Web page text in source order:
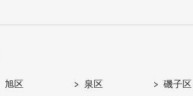
旭区 泉区 磯子区